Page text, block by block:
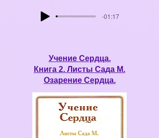
-01:17
Учение Сердца.
Книга 2. Листы Сада М.
Озарение Сердца.